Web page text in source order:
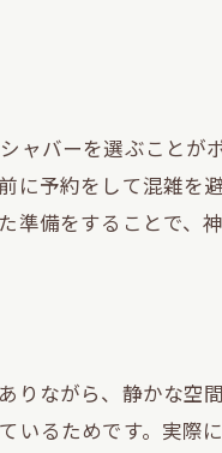
の魅力を探る
りと会話を満喫
ャの楽しみ方を解説
のシーシャ体験
バーを選ぶことが
予約をして混雑を
備をすることで、
ながら、静かな空
るためです。実際